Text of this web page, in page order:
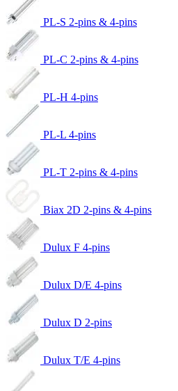
PL-S 2-pins & 4-pins
PL-C 2-pins & 4-pins
PL-H 4-pins
PL-L 4-pins
PL-T 2-pins & 4-pins
Biax 2D 2-pins & 4-pins
Dulux F 4-pins
Dulux D/E 4-pins
Dulux D 2-pins
Dulux T/E 4-pins